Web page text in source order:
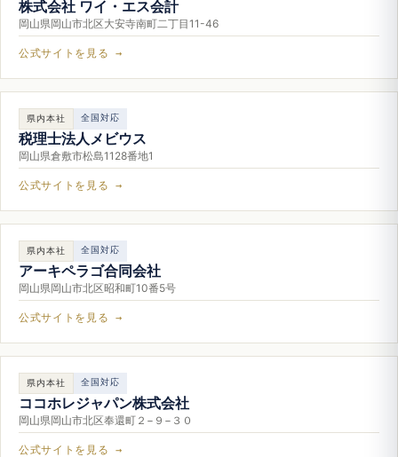
株式会社 ワイ・エス会計
岡山県岡山市北区大安寺南町二丁目11-46
公式サイトを見る →
県内本社 全国対応
税理士法人メビウス
岡山県倉敷市松島1128番地1
公式サイトを見る →
県内本社 全国対応
アーキペラゴ合同会社
岡山県岡山市北区昭和町10番5号
公式サイトを見る →
県内本社 全国対応
ココホレジャパン株式会社
岡山県岡山市北区奉還町２−９−３０
公式サイトを見る →